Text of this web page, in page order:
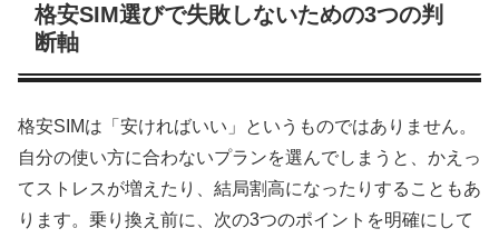
格安SIM選びで失敗しないための3つの判
断軸
格安SIMは「安ければいい」というものではありません。
自分の使い方に合わないプランを選んでしまうと、かえっ
てストレスが増えたり、結局割高になったりすることもあ
ります。乗り換え前に、次の3つのポイントを明確にして